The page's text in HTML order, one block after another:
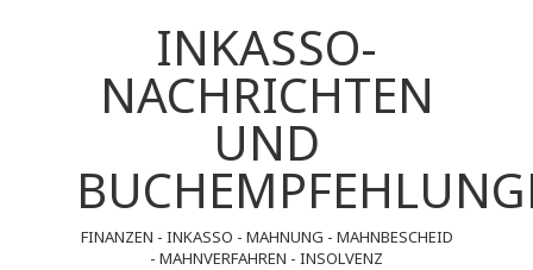
INKASSO-
NACHRICHTEN
UND
FINANZEN - INKASSO - MAHNUNG - MAHNBESCHEID
- MAHNVERFAHREN - INSOLVENZ